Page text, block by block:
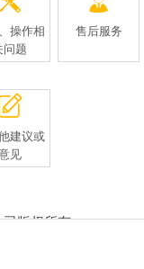
操作相
问题
售后服务
建议或
见
版权所有